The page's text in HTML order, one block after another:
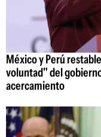
México y Perú
voluntad" del
acercamiento